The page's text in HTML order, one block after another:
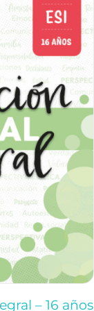
– 16 años